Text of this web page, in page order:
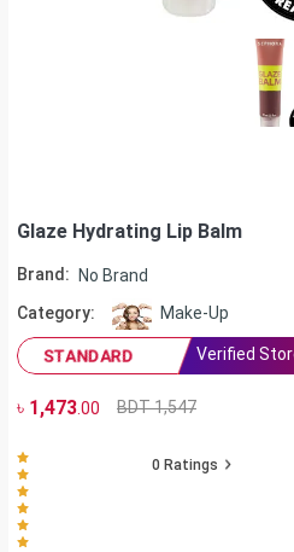
Glaze Hydrating Lip Balm
Brand: No Brand
Category:
Make-Up
STANDARD Verified
৳ 1,473.00 BDT 1,547
0 Ratings